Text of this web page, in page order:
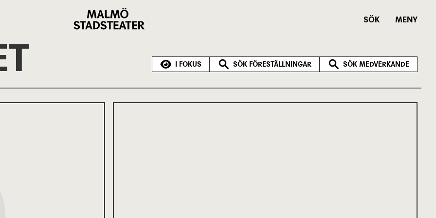
Stadsteater
SÖK MENY
I FOKUS SÖK FÖRESTÄLLNINGAR SÖK MEDVERKANDE